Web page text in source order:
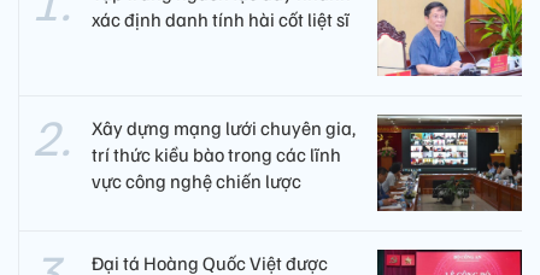
xác định danh tính hài cốt liệt sĩ
Xây dựng mạng lưới chuyên gia,
trí thức kiều bào trong các lĩnh
vực công nghệ chiến lược
Đại tá Hoàng Quốc Việt được